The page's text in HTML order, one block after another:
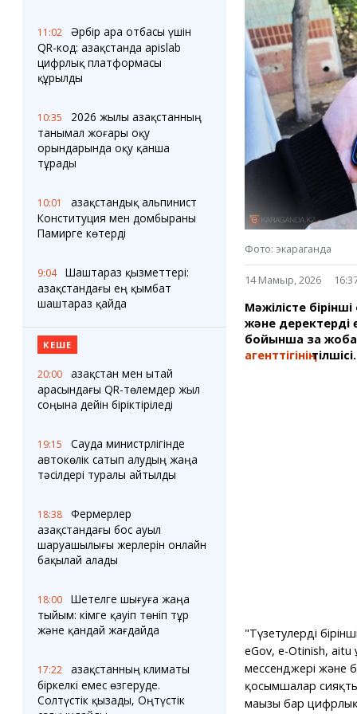
Фотокомикстер
Аптаның коллажы
Ешкин жұлдыз
Тығындар
Қарағанды Картасы
Ұйымдар
Менің учаскелік
Жолдарды жабу
Медиа
Фото
Бейне
Timelapse
Қызметтер
Аудармашы
11:02
Әрбір ара отбасы үшін
QR-код: Қазақстанда apislab
цифрлық платформасы
құрылды
10:35
2026 жылы Қазақстанның
танымал жоғары оқу
орындарында оқу қанша
тұрады
10:01
Қазақстандық альпинист
Конституция мен домбыраны
Памирге көтерді
9:04
Шаштараз қызметтері:
Қазақстандағы ең қымбат
шаштараз қайда
КЕШЕ
20:00
Қазақстан мен Қытай
арасындағы QR-төлемдер жыл
соңына дейін біріктіріледі
19:15
Сауда министрлігінде
автокөлік сатып алудың жаңа
тәсілдері туралы айтылды
18:38
Фермерлер
Қазақстандағы бос ауыл
шаруашылығы жерлерін онлайн
бақылай алады
18:00
Шетелге шығуға жаңа
тыйым: кімге қауіп төніп тұр
және қандай жағдайда
17:22
Қазақстанның климаты
біркелкі емес өзгеруде.
Солтүстік қызады, Оңтүстік
Фото: экараганда
14 Мамыр, 2026
Мәжілісте
және деректерді
бойынша заң
агенттігінің
"Түзетулердің
eGov, e-Otinish, aitu
мессенджері және
қосымшалар
маңызы бар